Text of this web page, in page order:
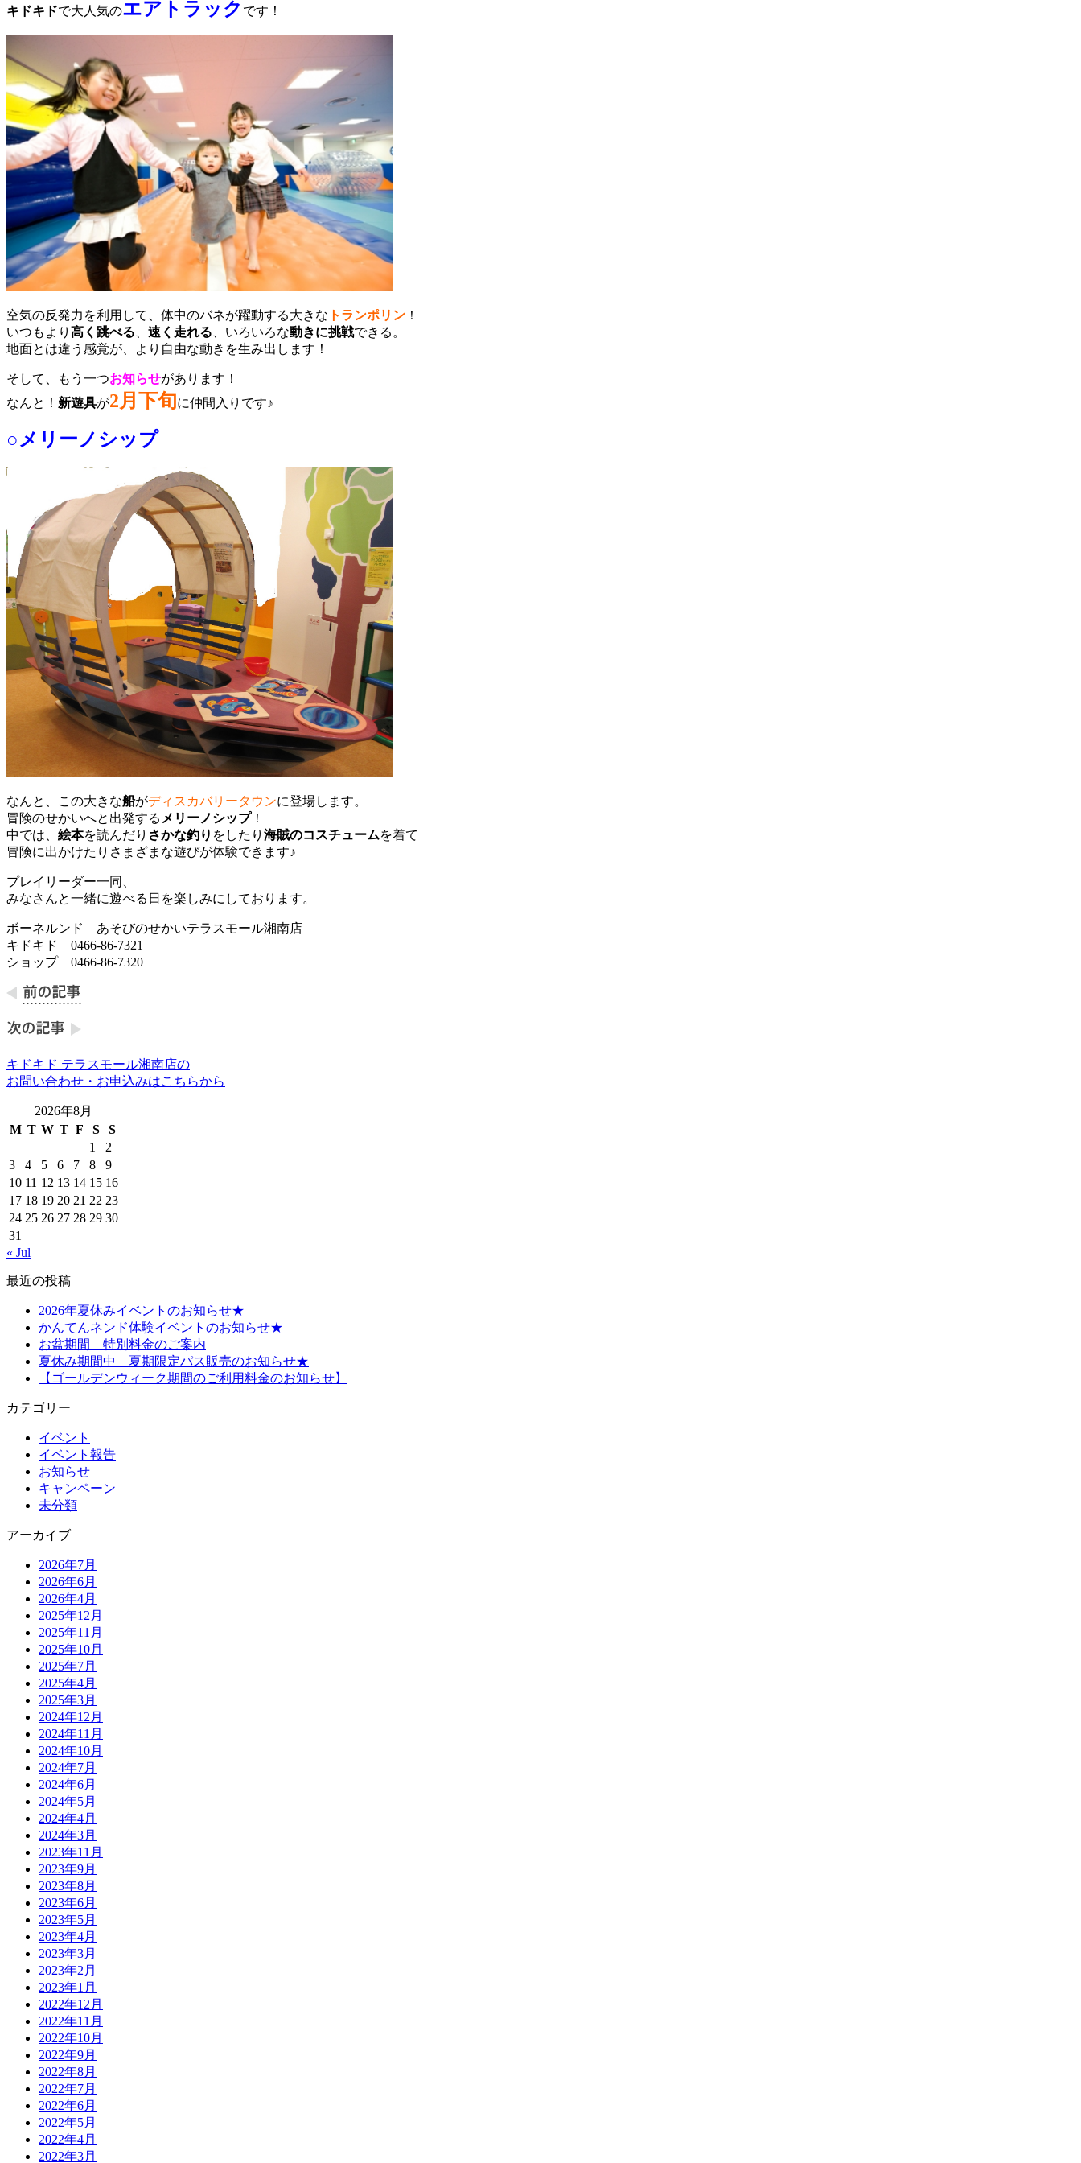
キドキドで大人気のエアトラック です！
空気の反発力を利用して、体中のバネが躍動する大きな トランポリン ！
いつもより 高く跳べる、 速く走れる、いろいろな動きに挑戦できる。
地面とは違う感覚が、より自由な動きを生み出します！
そして、もう一つお知らせがあります！
なんと！ 新遊具が2月下旬に仲間入りです♪
○メリーノシップ
なんと、この大きな船がディスカバリータウンに登場します。
冒険のせかいへと出発するメリーノシップ！
中では、 絵本を読んだり さかな釣り をしたり 海賊のコスチュームを着て
冒険に出かけたりさまざまな遊びが体験できます♪
プレイリーダー一同、
みなさんと一緒に遊べる日を楽しみにしております。
ボーネルンド あそびのせかいテラスモール湘南店
キドキド 0466-86-7321
ショップ 0466-86-7320
キドキド テラスモール湘南店の
お問い合わせ・お申込みはこちらから
2026年8月
M T W T F S
S
1
2
3
4 5 6 7 8
9
10 11 12 13 14 15 16
17 18 19 20 21 22 23
24 25 26 27 28 29 30
31
« Jul
最近の投稿
2026年夏休みイベントのお知らせ★
かんてんネンド体験イベントのお知らせ★
お盆期間 特別料金のご案内
夏休み期間中 夏期限定パス販売のお知らせ★
【ゴールデンウィーク期間のご利用料金のお知らせ】
カテゴリー
イベント
イベント報告
お知らせ
キャンペーン
未分類
アーカイブ
2026年7月
2026年6月
2026年4月
2025年12月
2025年11月
2025年10月
2025年7月
2025年4月
2025年3月
2024年12月
2024年11月
2024年10月
2024年7月
2024年6月
2024年5月
2024年4月
2024年3月
2023年11月
2023年9月
2023年8月
2023年6月
2023年5月
2023年4月
2023年3月
2023年2月
2023年1月
2022年12月
2022年11月
2022年10月
2022年9月
2022年8月
2022年7月
2022年6月
2022年5月
2022年4月
2022年3月